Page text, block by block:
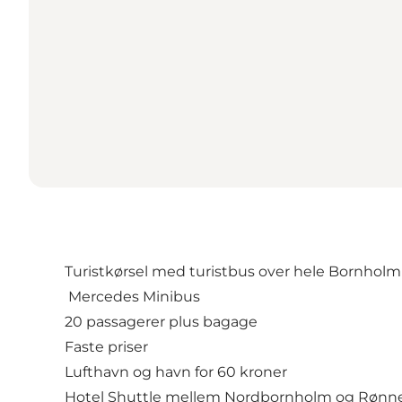
Turistkørsel med turistbus over hele Bornholm
Mercedes Minibus
20 passagerer plus bagage
Faste priser
Lufthavn og havn for 60 kroner
Hotel Shuttle mellem Nordbornholm og